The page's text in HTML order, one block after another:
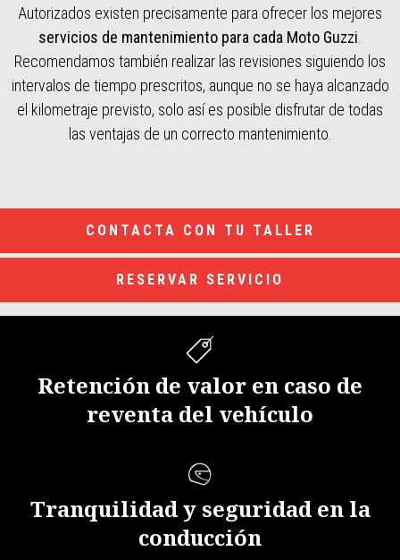
Autorizados existen precisamente para ofrecer los mejores
servicios de mantenimiento para cada Moto Guzzi.
Recomendamos también realizar las revisiones siguiendo los
intervalos de tiempo prescritos, aunque no se haya alcanzado
el kilometraje previsto, solo así es posible disfrutar de todas
las ventajas de un correcto mantenimiento.
CONTACTA CON TU TALLER
RESERVAR SERVICIO
Retención de valor en caso de
reventa del vehículo
Tranquilidad y seguridad en la
conducción